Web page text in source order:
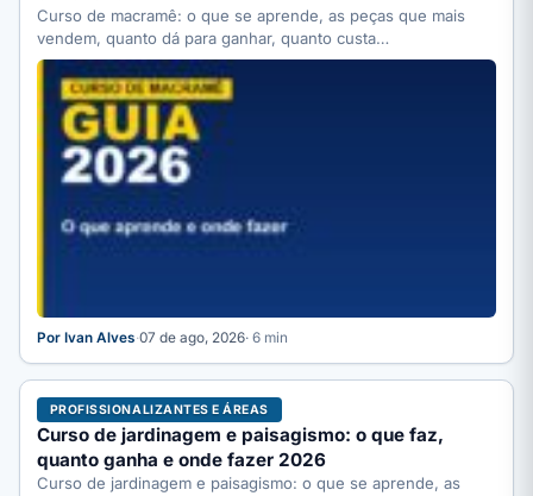
Curso de macramê: o que se aprende, as peças que mais
vendem, quanto dá para ganhar, quanto custa…
Por Ivan Alves·07 de ago, 2026· 6 min
PROFISSIONALIZANTES E ÁREAS
Curso de jardinagem e paisagismo: o que faz,
quanto ganha e onde fazer 2026
Curso de jardinagem e paisagismo: o que se aprende, as